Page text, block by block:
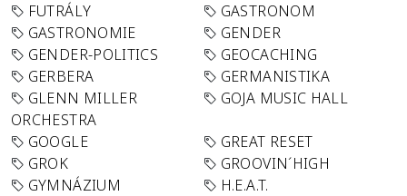
FUTRÁLY
GASTRONOM
GASTRONOMIE
GENDER
GENDER-POLITICS
GEOCACHING
GERBERA
GERMANISTIKA
GLENN MILLER
ORCHESTRA
GOJA MUSIC HALL
GOOGLE
GREAT RESET
GROK
GROOVIN´HIGH
GYMNÁZIUM
H.E.A.T.